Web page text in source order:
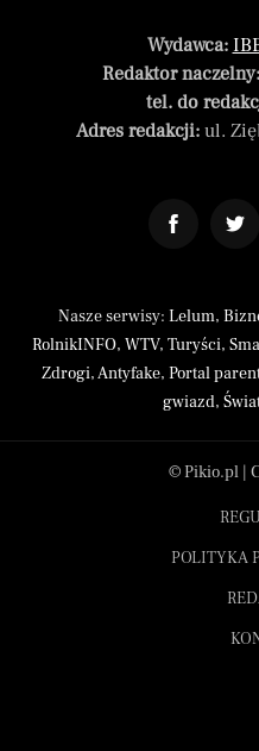
Wydawca:
Redaktor naczelny:
tel. do
Adres redakcji:ul.
Nasze serwisy: Lelum,
RolnikINFO, WTV, Turyści,
Zdrogi,Antyfake, Portal
gwiazd,
© Pikio.pl |
POLITYKA